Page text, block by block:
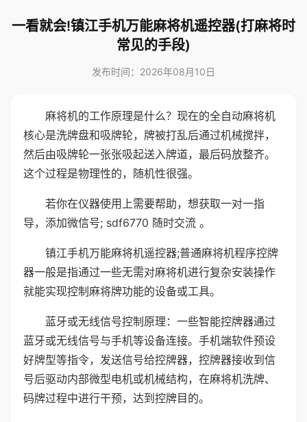
一看就会!镇江手机万能麻将机遥控器(打麻将时
常见的手段)
发布时间：2026年08月10日
麻将机的工作原理是什么？现在的全自动麻将机
核心是洗牌盘和吸牌轮，牌被打乱后通过机械搅拌，
然后由吸牌轮一张张吸起送入牌道，最后码放整齐。
这个过程是物理性的，随机性很强。
若你在仪器使用上需要帮助，想获取一对一指
导，添加微信号; sdf6770 随时交流 。
镇江手机万能麻将机遥控器;普通麻将机程序控牌
器一般是指通过一些无需对麻将机进行复杂安装操作
就能实现控制麻将牌功能的设备或工具。
蓝牙或无线信号控制原理：一些智能控牌器通过
蓝牙或无线信号与手机等设备连接。手机端软件预设
好牌型等指令，发送信号给控牌器，控牌器接收到信
号后驱动内部微型电机或机械结构，在麻将机洗牌、
码牌过程中进行干预，达到控牌目的。